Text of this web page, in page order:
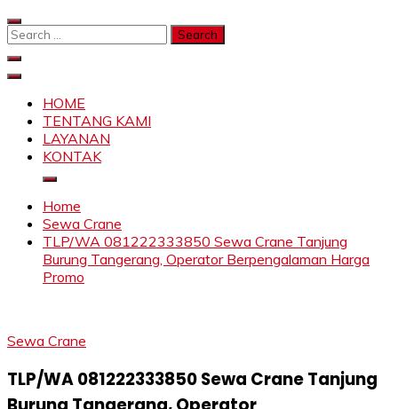
Skip
to
Search
SKYLIFTHOME
TENTANG KAMI
LAYANAN
KONTAK
Home
Sewa Crane
TLP/WA 081222333850 Sewa Crane Tanjung
Burung Tangerang, Operator Berpengalaman Harga
Promo
Sewa Crane
TLP/WA 081222333850 Sewa Crane Tanjung